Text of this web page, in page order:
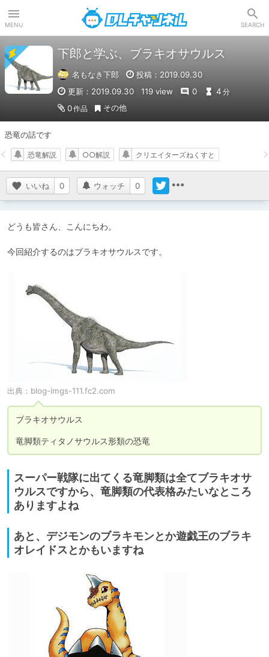
MENU SEARCH
下郎と学ぶ、ブラキオサウルス
名もなき下郎
投稿：2019.09.30
更新：2019.09.30
119 view 0 4 分
0作品 その他
恐竜の話です
いいね 0 ウォッチ 0
恐竜解説 ○○解説 クリエイターズねくすと
どうも皆さん、こんにちわ。
今回紹介するのはブラキオサウルスです。
出典： blog-imgs-111.fc2.com
ブラキオサウルス
竜脚類ティタノサウルス形類の恐竜
スーパー戦隊に出てくる竜脚類は全てブラキオサ
ウルスですから、竜脚類の代表格みたいなところ
ありますよね
あと、デジモンのブラキモンとか遊戯王のブラキ
オレイドスとかもいますね